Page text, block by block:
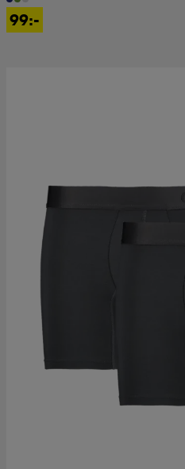
99:-